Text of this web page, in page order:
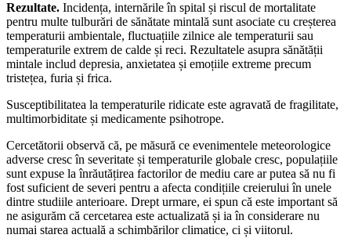
Rezultate. Incidența, internările în spital și riscul de mortalitate
pentru multe tulburări de sănătate mintală sunt asociate cu creșterea
temperaturii ambientale, fluctuațiile zilnice ale temperaturii sau
temperaturile extrem de calde și reci. Rezultatele asupra sănătății
mintale includ depresia, anxietatea și emoțiile extreme precum
tristețea, furia și frica.
Susceptibilitatea la temperaturile ridicate este agravată de fragilitate,
multimorbiditate și medicamente psihotrope.
Cercetătorii observă că, pe măsură ce evenimentele meteorologice
adverse cresc în severitate și temperaturile globale cresc, populațiile
sunt expuse la înrăutățirea factorilor de mediu care ar putea să nu fi
fost suficient de severi pentru a afecta condițiile creierului în unele
dintre studiile anterioare. Drept urmare, ei spun că este important să
ne asigurăm că cercetarea este actualizată și ia în considerare nu
numai starea actuală a schimbărilor climatice, ci și viitorul.